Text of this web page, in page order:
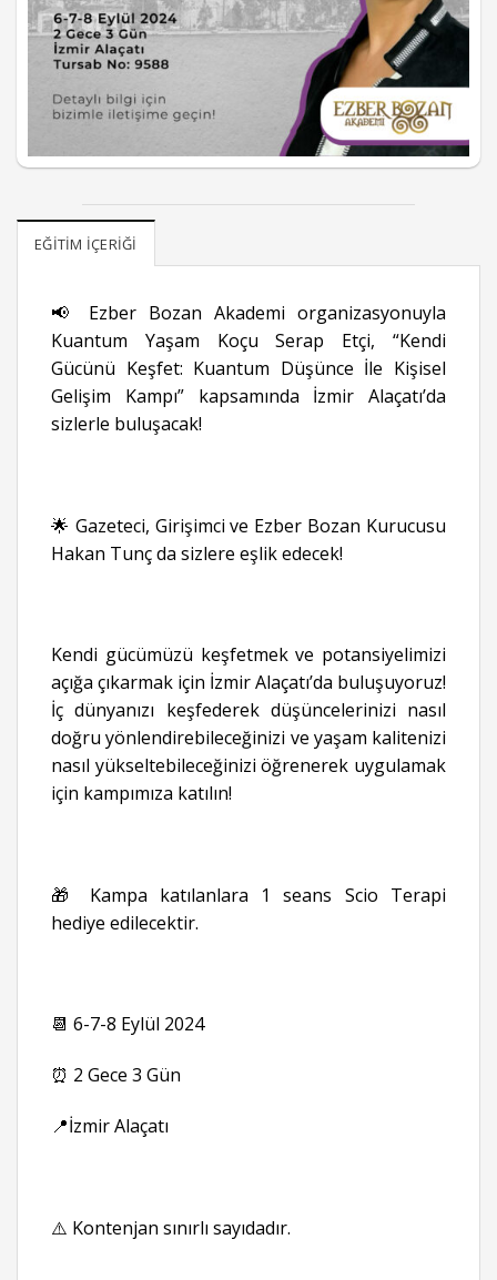
EĞITIM İÇERIĞI
📢 Ezber Bozan Akademi organizasyonuyla
Kuantum Yaşam Koçu Serap Etçi, “Kendi
Gücünü Keşfet: Kuantum Düşünce İle Kişisel
Gelişim Kampı” kapsamında İzmir Alaçatı’da
sizlerle buluşacak!
🌟 Gazeteci, Girişimci ve Ezber Bozan Kurucusu
Hakan Tunç da sizlere eşlik edecek!
Kendi gücümüzü keşfetmek ve potansiyelimizi
açığa çıkarmak için İzmir Alaçatı’da buluşuyoruz!
İç dünyanızı keşfederek düşüncelerinizi nasıl
doğru yönlendirebileceğinizi ve yaşam kalitenizi
nasıl yükseltebileceğinizi öğrenerek uygulamak
için kampımıza katılın!
🎁 Kampa katılanlara 1 seans Scio Terapi
hediye edilecektir.
📆 6-7-8 Eylül 2024
⏰ 2 Gece 3 Gün
📍İzmir Alaçatı
⚠️ Kontenjan sınırlı sayıdadır.